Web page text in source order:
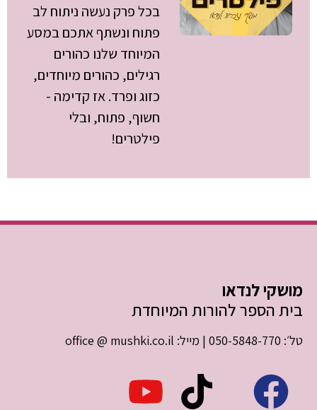
בכל פרק נעשה ניתוח לב
פתוח ונשתף אתכם במסע
המיוחד שלנו כהורים
רגילים, כהורים מיוחדים,
כזוג ופרד. אז קדימה -
חשוף, פתוח, ובלי
פילטרים!
מושקי לנדאו
בית הספר להורות המיוחדת
טל׳: 050-5848-770 | מייל: office @ mushki.co.il